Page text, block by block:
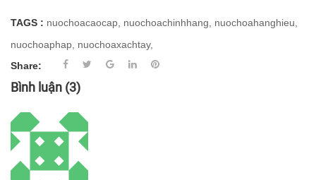
TAGS : nuochoacaocap nuochoachinhhang nuochoahanghieu
nuochoaphap nuochoaxachtay,
Share:
Bình luận (3)